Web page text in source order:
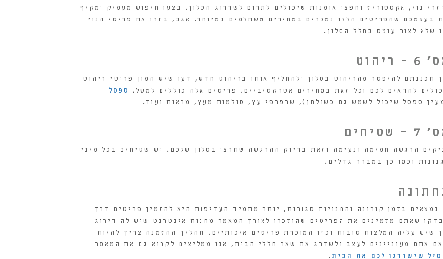
נוי, אקססוריז וחפצי אומנות שיכולים לתרום לשדרוג הסלון. בצעו חיפוש מעמיק ומקיף
בעצמכם שהפריטים הללו נמכרים במחירים משתלמים במיוחד. אגב, בחרו את פריטי הנוי
שלא לצור עומס בחלל הסלון.
תכננתם להיפטר מהריהוט בסלון ולהחליף אותו בריהוט חדש, דעו שיש המון פריטי ריהוט
להתאים לכם וכל זאת במחירים אטרקטיביים. פריטים אלה כוללים למשל, ספסל
ספסל שיכול לשמש גם כשולחן), שרפרפי עץ, סולמות מעץ, מראות ועוד.
הרגשה חמימה ונעימה וזאת בדיוק ההרגשה שתרצו בסלון שלכם. יש שטיחים בכל מיני
וכמו כן במבחר גדלים.
נמצאים בזמן קורונה והחנויות סגורות, יותר מתמיד העדיפות היא להזמין פריטים דרך
שאתם מזמינים את הפריטים שהוזכרו לאורך המאמר מחנות אינטרנט שיש לה דירוג
שיש עליה המלצות טובות וכזו המוכרת פריטים איכותיים. תהליך ההזמנה צריך להיות
אתם מעוניינים לעצב ולשדרג את שאר חללי הבית, אנו ממליצים לקרוא גם את המאמר
שישדרגו לכם את הבית .